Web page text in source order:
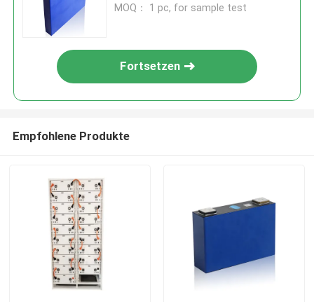
MOQ： 1 pc, for sample test
Fortsetzen
Empfohlene Produkte